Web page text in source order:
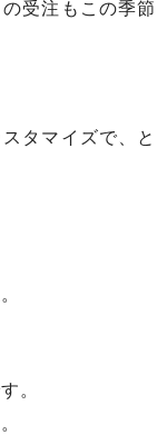
受注もこの季節
タマイズで、と
。